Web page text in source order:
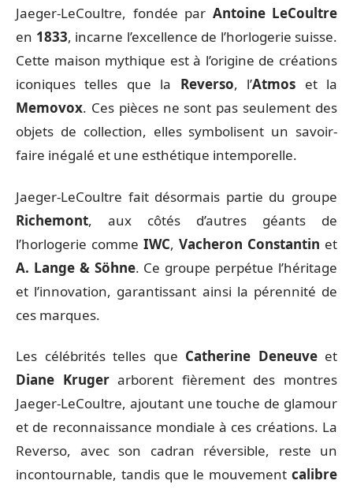
Jaeger-LeCoultre, fondée par Antoine LeCoultre
en 1833, incarne l’excellence de l’horlogerie suisse.
Cette maison mythique est à l’origine de créations
iconiques telles que la Reverso, l’Atmos et la
Memovox. Ces pièces ne sont pas seulement des
objets de collection, elles symbolisent un savoir-
faire inégalé et une esthétique intemporelle.
Jaeger-LeCoultre fait désormais partie du groupe
Richemont, aux côtés d’autres géants de
l’horlogerie comme IWC, Vacheron Constantin et
A. Lange & Söhne. Ce groupe perpétue l’héritage
et l’innovation, garantissant ainsi la pérennité de
ces marques.
Les célébrités telles que Catherine Deneuveet
Diane Krugerarborent fièrement des montres
Jaeger-LeCoultre, ajoutant une touche de glamour
et de reconnaissance mondiale à ces créations. La
Reverso, avec son cadran réversible, reste un
incontournable, tandis que le mouvement calibre